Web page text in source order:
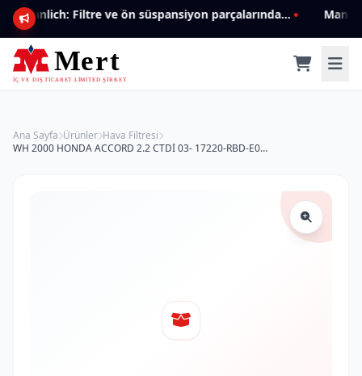
Mannlich: Filtre ve ön süspansiyon parçalarında genişleyen ürün yelpazesiyle kalite ve güven.
Ana Sayfa Ürünler Hava Filtresi
WH 2000 HONDA ACCORD 2.2 CTDİ 03- 17220-RBD-E00 Hava Filtresi